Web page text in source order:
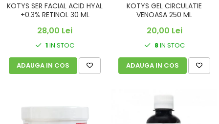
KOTYS SER FACIAL ACID HYAL
+0.3% RETINOL 30 ML
28,00 Lei
1IN STOC
ADAUGA IN COS
KOTYS GEL CIRCULATIE
VENOASA 250 ML
20,00 Lei
8IN STOC
ADAUGA IN COS